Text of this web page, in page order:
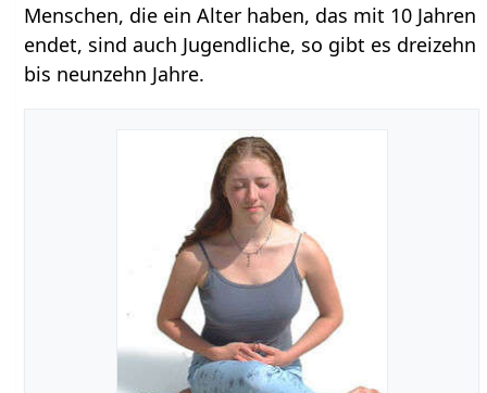
Menschen, die ein Alter haben, das mit 10 Jahren
endet, sind auch Jugendliche, so gibt es dreizehn
bis neunzehn Jahre.